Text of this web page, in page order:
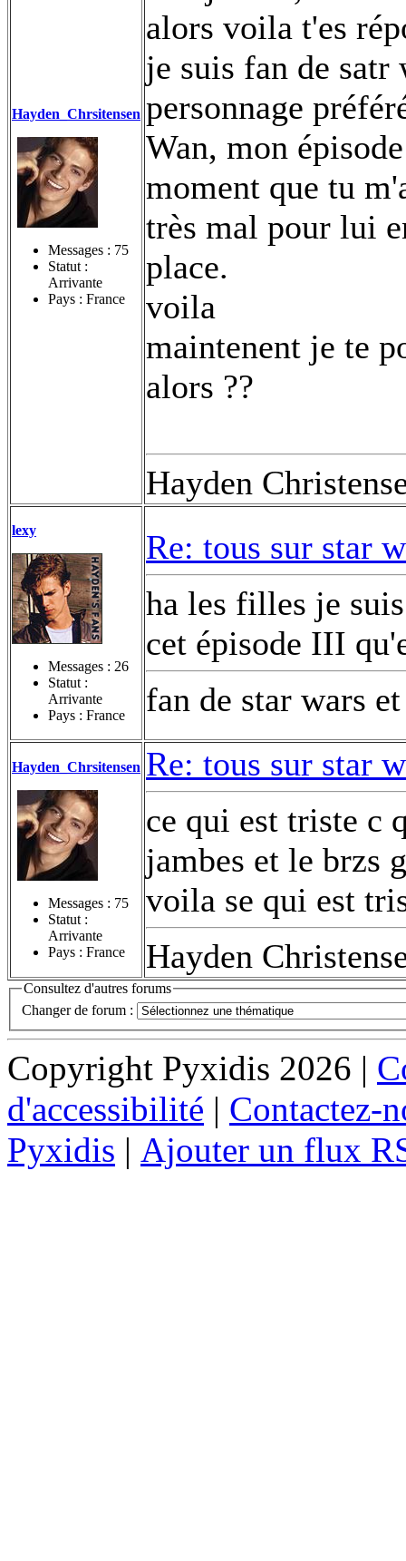
Hayden_Chrsitensen
Messages : 75
Statut :
Arrivante
Pays : France
alors voila t'es
je suis fan de satr
personnage
Wan, mon
moment que tu
très mal pour lui
place.
voila
maintenent je te
alors ??
Hayden
lexy
Messages : 26
Statut :
Arrivante
Pays : France
Re: tous sur star
ha les filles je
cet épisode III
fan de star wars
Hayden_Chrsitensen
Messages : 75
Statut :
Arrivante
Pays : France
Re: tous sur star
ce qui est triste c
jambes et le brzs
voila se qui est
Hayden
Consultez d'autres forums
Changer de forum :
Copyright Pyxidis 2026 |
d'accessibilité | Contactez-
Pyxidis | Ajouter un flux